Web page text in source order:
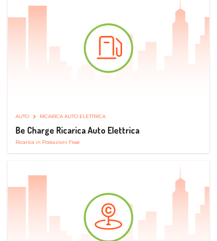
AUTO RICARICA AUTO ELETTRICA
Be Charge Ricarica Auto Elettrica
Ricarica in Postazioni Fisse